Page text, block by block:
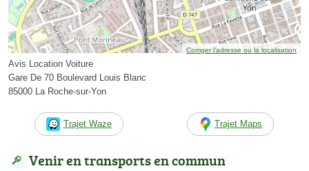
Corriger l’adresse ou la localisation
Avis Location Voiture
Gare De 70 Boulevard Louis Blanc
85000 La Roche-sur-Yon
Trajet Waze Trajet Maps
Venir en transports en commun